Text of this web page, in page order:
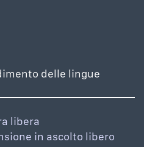
delle lingue
libera
in ascolto libero